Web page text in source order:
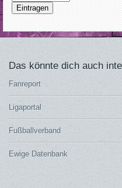
Eintragen
Das könnte dich auch
Fanreport
Ligaportal
Fußballverband
Ewige Datenbank